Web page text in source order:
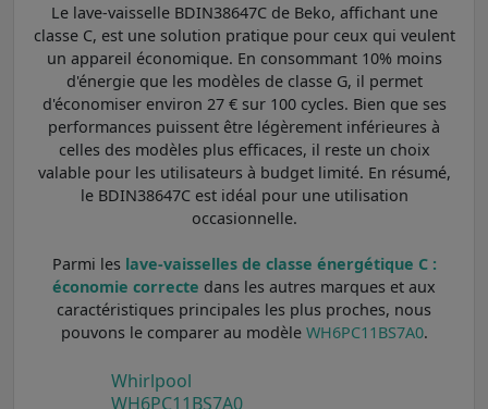
Le lave-vaisselle BDIN38647C de Beko, affichant une
classe C, est une solution pratique pour ceux qui veulent
un appareil économique. En consommant 10% moins
d'énergie que les modèles de classe G, il permet
d'économiser environ 27 € sur 100 cycles. Bien que ses
performances puissent être légèrement inférieures à
celles des modèles plus efficaces, il reste un choix
valable pour les utilisateurs à budget limité. En résumé,
le BDIN38647C est idéal pour une utilisation
occasionnelle.
Parmi les lave-vaisselles de classe énergétique C :
économie correcte dans les autres marques et aux
caractéristiques principales les plus proches, nous
pouvons le comparer au modèle WH6PC11BS7A0.
Whirlpool
WH6PC11BS7A0